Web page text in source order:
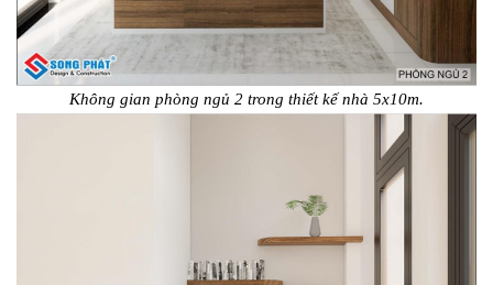
Không gian phòng ngủ 2 trong thiết kế nhà 5x10m.